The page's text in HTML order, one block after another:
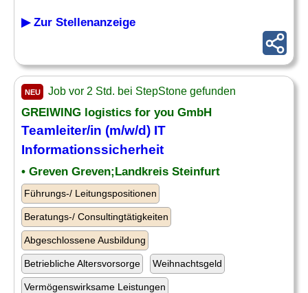
▶ Zur Stellenanzeige
NEU Job vor 2 Std. bei StepStone gefunden
GREIWING logistics for you GmbH
Teamleiter/in (m/w/d) IT
Informationssicherheit
• Greven Greven;Landkreis Steinfurt
Führungs-/ Leitungspositionen
Beratungs-/ Consultingtätigkeiten
Abgeschlossene Ausbildung
Betriebliche Altersvorsorge Weihnachtsgeld
Vermögenswirksame Leistungen